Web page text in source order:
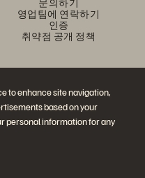
to enhance site navigation,
based on your
personal information for any
문의하기
영업팀에 연락하기
인증
취약점 공개 정책
미디어 팔로우하기